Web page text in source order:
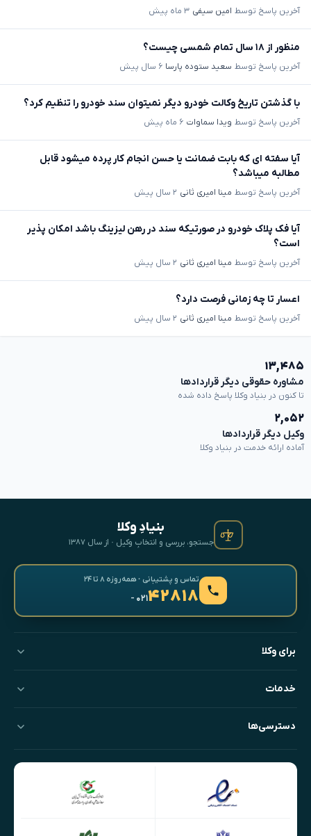
آخرین پاسخ توسط امین سیفی ۳ ماه پیش
منظور از ۱۸ سال تمام شمسی چیست؟
آخرین پاسخ توسط سعید ستوده پارسا ۶ سال پیش
با گذشتن تاریخ وکالت خودرو دیگر نمیتوان سند خودرو را تنظیم کرد؟
آخرین پاسخ توسط ویدا سماوات ۶ ماه پیش
آیا سفته ای که بابت ضمانت یا حسن انجام کار پرده میشود قابل
مطالبه میباشد؟
آخرین پاسخ توسط مینا امیری ثانی ۲ سال پیش
آیا فک پلاک خودرو در صورتیکه سند در رهن لیزینگ باشد امکان پذیر
است؟
آخرین پاسخ توسط مینا امیری ثانی ۲ سال پیش
اعسار تا چه زمانی فرصت دارد؟
آخرین پاسخ توسط مینا امیری ثانی ۲ سال پیش
۱۳,۴۸۵
مشاوره حقوقی دیگر قراردادها
تا کنون در بنیاد وکلا پاسخ داده شده
۲,۰۵۲
وکیل دیگر قراردادها
آماده ارائه خدمت در بنیاد وکلا
بنیادِ وکلا
جستجو، بررسی و انتخابِ وکیل · از سال ۱۳۸۷
تماس و پشتیبانی · همه‌روزه ۸ تا ۲۴
۴۲۸۱۸- ۰۲۱
برای وکلا
خدمات
دسترسی‌ها